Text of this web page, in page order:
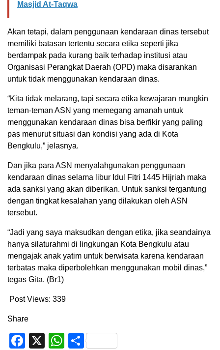
Masjid At-Taqwa
Akan tetapi, dalam penggunaan kendaraan dinas tersebut
memiliki batasan tertentu secara etika seperti jika
berdampak pada kurang baik terhadap institusi atau
Organisasi Perangkat Daerah (OPD) maka disarankan
untuk tidak menggunakan kendaraan dinas.
“Kita tidak melarang, tapi secara etika kewajaran mungkin
teman-teman ASN yang memegang amanah untuk
menggunakan kendaraan dinas bisa berfikir yang paling
pas menurut situasi dan kondisi yang ada di Kota
Bengkulu,” jelasnya.
Dan jika para ASN menyalahgunakan penggunaan
kendaraan dinas selama libur Idul Fitri 1445 Hijriah maka
ada sanksi yang akan diberikan. Untuk sanksi tergantung
dengan tingkat kesalahan yang dilakukan oleh ASN
tersebut.
“Jadi yang saya maksudkan dengan etika, jika seandainya
hanya silaturahmi di lingkungan Kota Bengkulu atau
mengajak anak yatim untuk berwisata karena kendaraan
terbatas maka diperbolehkan menggunakan mobil dinas,”
tegas Gita. (Br1)
Post Views: 339
Share
Facebook
X WhatsApp
Share